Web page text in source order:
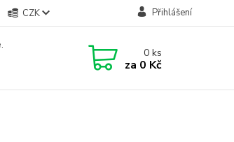
CZK Přihlášení
0ks
za 0 Kč